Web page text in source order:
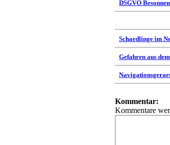
DSGVO
Schaedlinge im
Gefahren aus
Kommentar:
Kommentare